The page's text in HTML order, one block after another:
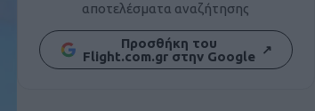
αποτελέσματα αναζήτησης
Προσθήκη του
Flight.com.gr στην Google ↗